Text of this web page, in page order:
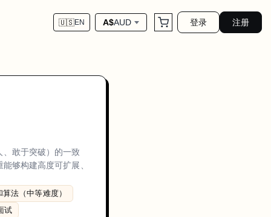
🇺🇸EN A$AUD 登录 注册
敢于突破）的一致
够构建高度可扩展、
法（中等难度）
试